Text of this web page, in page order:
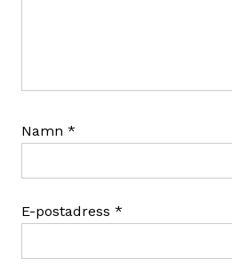
Namn *
E-postadress *